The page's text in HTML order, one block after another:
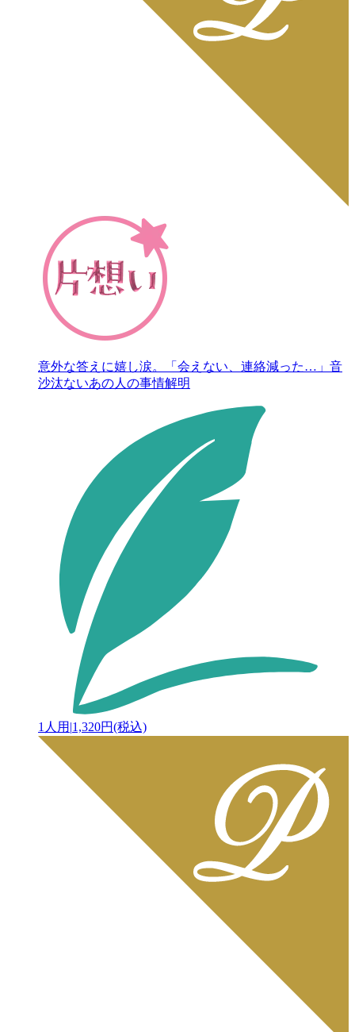
意外な答えに嬉し涙。「会えない、連絡減った…」音
沙汰ないあの人の事情解明
1人用 |1,320円(税込)